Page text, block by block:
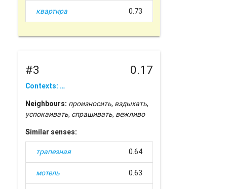
квартира 0.73
#3 0.17
Contexts: …
Neighbours: произносить, вздыхать,
успокаивать, спрашивать, вежливо
Similar senses:
трапезная 0.64
мотель 0.63